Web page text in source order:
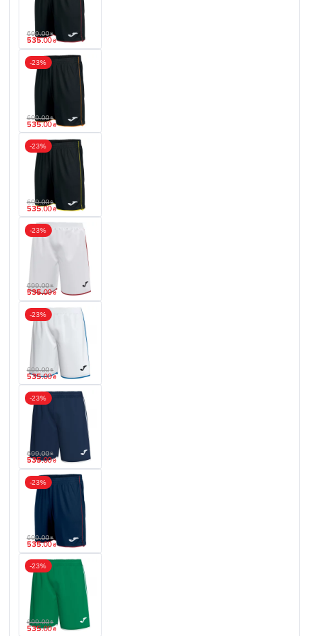
699.00 ₴
535.00 ₴
-23%
699.00 ₴
535.00 ₴
-23%
699.00 ₴
535.00 ₴
-23%
699.00 ₴
535.00 ₴
-23%
699.00 ₴
535.00 ₴
-23%
699.00 ₴
535.00 ₴
-23%
699.00 ₴
535.00 ₴
-23%
699.00 ₴
535.00 ₴